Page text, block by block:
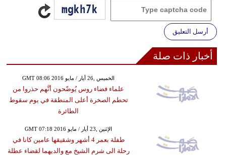
أرسل التعليق
أخبار ذات صلة
GMT 08:06 2016 الخميس ,26 أيار / مايو
علماء فضاء روس يُوضّحون أنَّهم حذروا من
تحطم الصخرة أعلى المنطقة في يوم سقوط
الطائرة
GMT 07:18 2016 الإثنين ,23 أيار / مايو
طفلة بعمر 4 أشهر وشقيقها عامين كانا في
رحلة الى شرم الشيخ مع والديهما لقضاء عطلة